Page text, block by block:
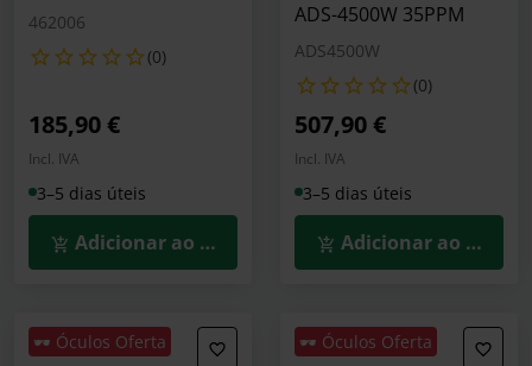
462006
(0)
185,90 €
Incl. IVA
3–5 dias úteis
Adicionar ao Carrinho
ADS-4500W 35PPM
ADS4500W
(0)
507,90 €
Incl. IVA
3–5 dias úteis
Adicionar ao
🕶️ Óculos Oferta 🕶️ Óculos Oferta